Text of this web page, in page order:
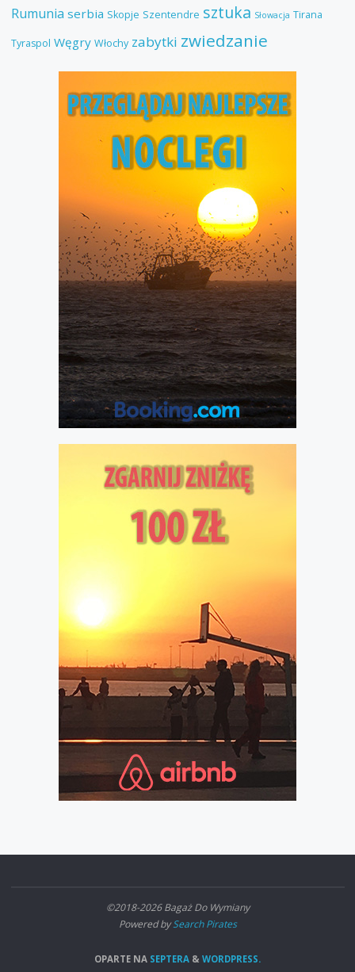
Rumunia serbia Skopje Szentendre sztuka Słowacja Tirana
Tyraspol Węgry Włochy zabytki zwiedzanie
©2018-2026 Bagaż Do Wymiany
Powered bySearch Pirates
OPARTE NA SEPTERA & WORDPRESS.